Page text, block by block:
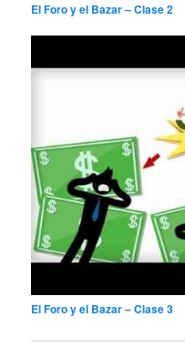
El Foro y el Bazar – Clase 2
El Foro y el Bazar – Clase 3